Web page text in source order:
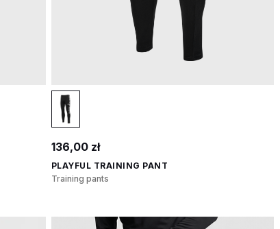
136,00 zł
PLAYFUL TRAINING PANT
Training pants